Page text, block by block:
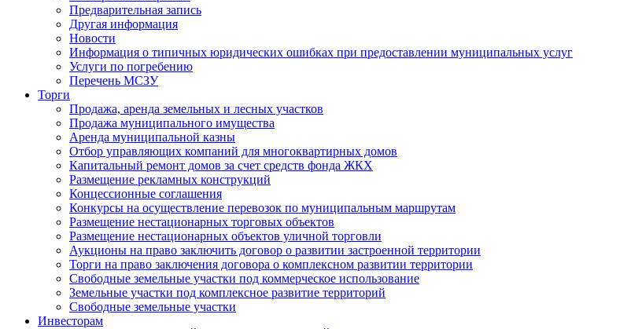
Предварительная запись
Другая информация
Новости
Информация о типичных юридических ошибках при предоставлении муниципальных услуг
Услуги по погребению
Перечень МСЗУ
Торги
Продажа, аренда земельных и лесных участков
Продажа муниципального имущества
Аренда муниципальной казны
Отбор управляющих компаний для многоквартирных домов
Капитальный ремонт домов за счет средств фонда ЖКХ
Размещение рекламных конструкций
Концессионные соглашения
Конкурсы на осуществление перевозок по муниципальным маршрутам
Размещение нестационарных торговых объектов
Размещение нестационарных объектов уличной торговли
Аукционы на право заключить договор о развитии застроенной территории
Торги на право заключения договора о комплексном развитии территории
Свободные земельные участки под коммерческое использование
Земельные участки под комплексное развитие территорий
Свободные земельные участки
Инвесторам